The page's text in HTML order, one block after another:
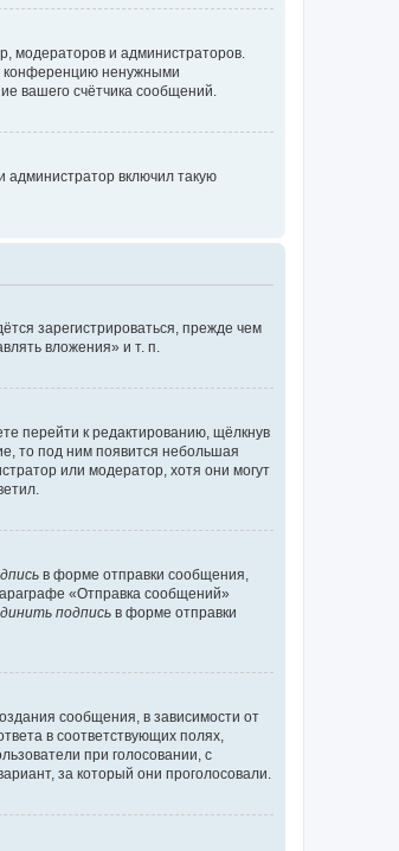
модераторов и администраторов.
конференцию ненужными
вашего счётчика сообщений.
администратор включил такую
зарегистрироваться, прежде чем
вложения» и т. п.
перейти к редактированию, щёлкнув
то под ним появится небольшая
или модератор, хотя они могут
в форме отправки сообщения,
«Отправка сообщений»
подпись в форме отправки
сообщения, в зависимости от
в соответствующих полях,
при голосовании, с
за который они проголосовали.